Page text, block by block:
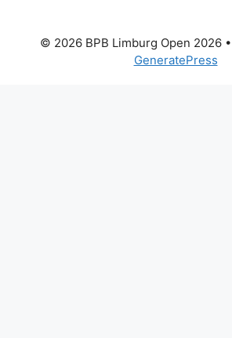
© 2026 BPB Limburg Open 2026•
GeneratePress